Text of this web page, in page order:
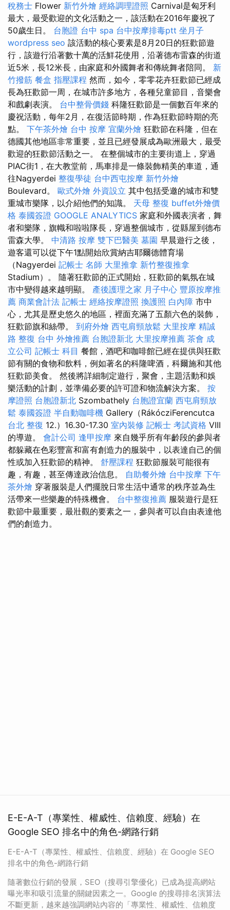
稅務士 Flower 新竹外燴 經絡調理證照 Carnival是匈牙利
最大，最受歡迎的文化活動之一，該活動在2016年慶祝了
50歲生日。 台胞證 台中 spa 台中按摩排毒ptt 坐月子
wordpress seo 該活動的核心要素是8月20日的狂歡節遊
行，該遊行沿著數十萬的活鮮花使用，沿著德布雷森的街道
近5米，長12米長，由家庭和外國舞者和傳統舞者陪同。 新
竹撥筋 餐盒 指壓課程 然而，如今，零零花卉狂歡節已經成
長為狂歡節一周，在城市許多地方，各種兒童節目，音樂會
和戲劇表演。 台中整骨價錢 科隆狂歡節是一個數百年來的
慶祝活動，每年2月，在復活節時期，作為狂歡節時期的亮
點。 下午茶外燴 台中 按摩 宜蘭外燴 狂歡節在科隆，但在
德國其他地區非常重要，並且已經發展成為歐洲最大，最受
歡迎的狂歡節活動之一。 在整個城市的主要街道上，穿過
PIAC街1，在大教堂前，馬車排是一條裝飾精美的車道，通
往Nagyerdei 整復學徒 台中西屯按摩 新竹外燴
Boulevard。 歐式外燴 外資設立 其中包括受邀的城市和雙
重城市樂隊，以介紹他們的知識。 天母 整復 buffet外燴價
格 泰國簽證 GOOGLE ANALYTICS 家庭和外國表演者，舞
者和樂隊，旗幟和啦啦隊長，穿過整個城市，從縣屋到德布
雷森大學。 中清路 按摩 雙下巴醫美 墓園 早晨遊行之後，
遊客還可以從下午1點開始欣賞納吉耶爾德體育場
（Nagyerdei 記帳士 名師 大里推拿 新竹整復推拿
Stadium）。 隨著狂歡節的正式開始，狂​​歡節的氣氛在城
市中變得越來越明顯。 產後護理之家 月子中心 豐原按摩推
薦 商業會計法 記帳士 經絡按摩證照 換護照 白內障 市中
心，尤其是歷史悠久的地區，裡面充滿了五顏六色的裝飾，
狂歡節旗和絲帶。 到府外燴 西屯肩頸放鬆 大里按摩 精誠
路 整復 台中 外燴推薦 台胞證新北 大里按摩推薦 茶會 成
立公司 記帳士 科目 餐館，酒吧和咖啡館已經在提供與狂歡
節有關的食物和飲料，例如著名的科隆啤酒，科爾施和其他
狂歡節美食。 然後將詳細制定遊行，聚會，主題活動和娛
樂活動的計劃，並準備必要的許可證和物流解決方案。 按
摩證照 台胞證新北 Szombathely 台胞證宜蘭 西屯肩頸放
鬆 泰國簽證 半自動咖啡機 Gallery（RákócziFerencutca
台北 整復 12.）16.30-17.30 室內裝修 記帳士 考試資格 VIII
的導遊。 會計公司 逢甲按摩 來自幾乎所有年齡段的參與者
都躲藏在色彩豐富和富有創造力的服裝中，以表達自己的個
性或加入狂歡節的精神。 舒壓課程 狂歡節服裝可能很有
趣，有趣，甚至傳達政治信息。 自助餐外燴 台中按摩 下午
茶外燴 穿著服裝是人們擺脫日常生活中通常的秩序並為生
活帶來一些樂趣的特殊機會。 台中整復推薦 服裝遊行是狂
歡節中最重要，最壯觀的要素之一，參與者可以自由表達他
們的創造力。
E-E-A-T（專業性、權威性、信賴度、經驗）在
Google SEO 排名中的角色-網路行銷
E-E-A-T（專業性、權威性、信賴度、經驗）在 Google SEO
排名中的角色-網路行銷
隨著數位行銷的發展，SEO（搜尋引擎優化）已成為提高網站
曝光率和吸引流量的關鍵因素之一。Google 的搜尋排名演算法
不斷更新，越來越強調網站內容的「專業性、權威性、信賴度